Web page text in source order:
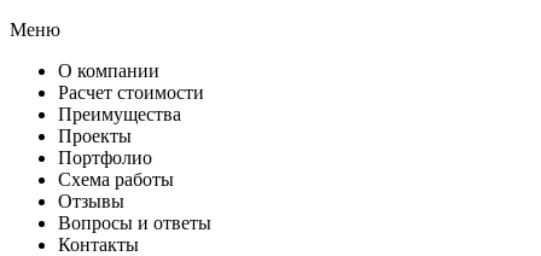
Меню
О компании
Расчет стоимости
Преимущества
Проекты
Портфолио
Схема работы
Отзывы
Вопросы и ответы
Контакты